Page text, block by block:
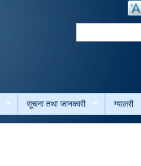
Search
सूचना तथा जानकारी ग्यालरी